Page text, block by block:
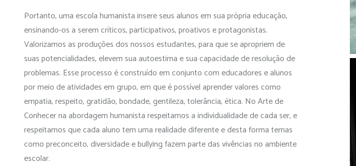
Portanto, uma escola humanista insere seus alunos em sua própria educação,
ensinando-os a serem críticos, participativos, proativos e protagonistas.
Valorizamos as produções dos nossos estudantes, para que se apropriem de
suas potencialidades, elevem sua autoestima e sua capacidade de resolução de
problemas. Esse processo é construído em conjunto com educadores e alunos
por meio de atividades em grupo, em que é possível aprender valores como
empatia, respeito, gratidão, bondade, gentileza, tolerância, ética. No Arte de
Conhecer na abordagem humanista respeitamos a individualidade de cada ser, e
respeitamos que cada aluno tem uma realidade diferente e desta forma temas
como preconceito, diversidade e bullying fazem parte das vivências no ambiente
escolar.